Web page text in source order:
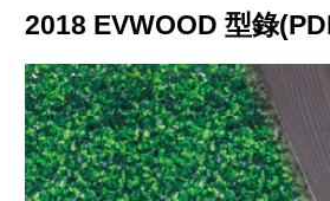
2018 EVWOOD 型錄